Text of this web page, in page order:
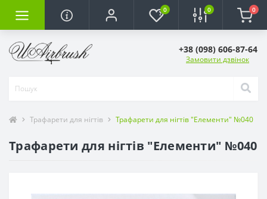
0 0 0
+38 (098) 606-87-64
Замовити дзвінок
Трафарети для нігтів Трафарети для нігтів "Елементи" №040
Трафарети для нігтів "Елементи" №040